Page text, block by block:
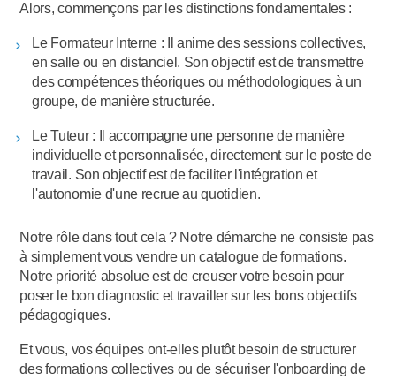
Alors, commençons par les distinctions fondamentales :
Le Formateur Interne : Il anime des sessions collectives,
en salle ou en distanciel. Son objectif est de transmettre
des compétences théoriques ou méthodologiques à un
groupe, de manière structurée.
Le Tuteur : Il accompagne une personne de manière
individuelle et personnalisée, directement sur le poste de
travail. Son objectif est de faciliter l'intégration et
l'autonomie d'une recrue au quotidien.
Notre rôle dans tout cela ? Notre démarche ne consiste pas
à simplement vous vendre un catalogue de formations.
Notre priorité absolue est de creuser votre besoin pour
poser le bon diagnostic et travailler sur les bons objectifs
pédagogiques.
Et vous, vos équipes ont-elles plutôt besoin de structurer
des formations collectives ou de sécuriser l'onboarding de